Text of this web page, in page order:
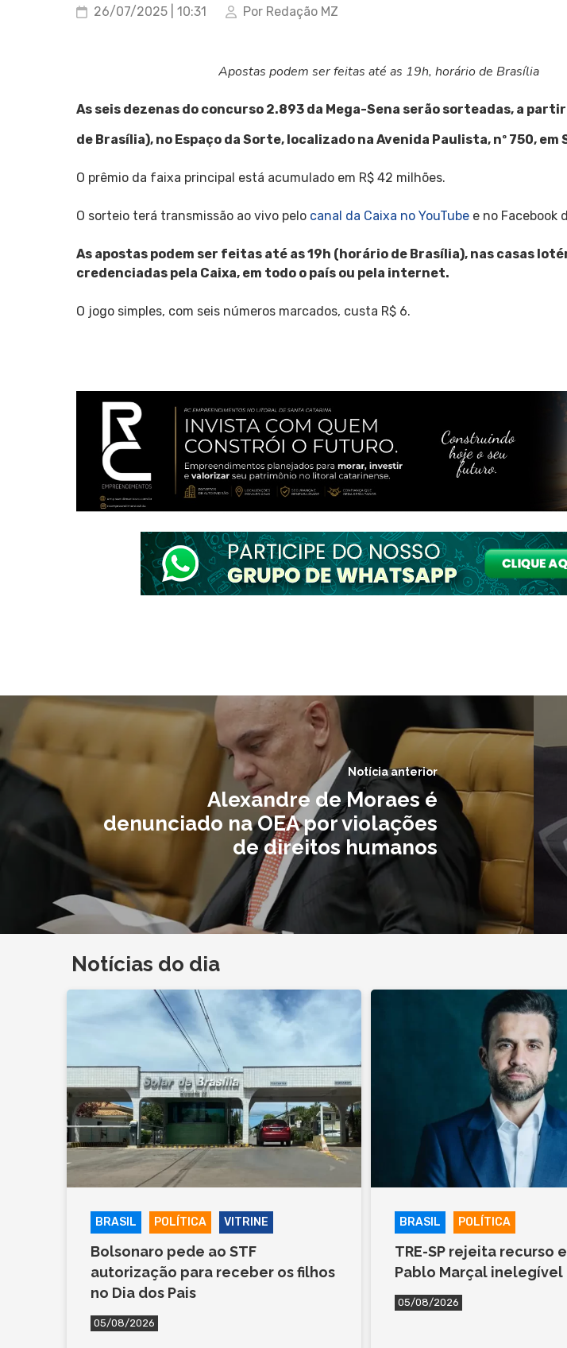
26/07/2025 | 10:31 Por Redação MZ
Apostas podem ser feitas até as 19h, horário de Brasília
As seis dezenas do concurso 2.893 da Mega-Sena serão sorteadas, a
de Brasília), no Espaço da Sorte, localizado na Avenida Paulista, nº 750, em
O prêmio da faixa principal está acumulado em R$ 42 milhões.
O sorteio terá transmissão ao vivo pelo canal da Caixa no YouTube e no Facebook
As apostas podem ser feitas até as 19h (horário de Brasília), nas casas
credenciadas pela Caixa, em todo o país ou pela internet.
O jogo simples, com seis números marcados, custa R$ 6.
Notícia anterior
Alexandre de Moraes é
denunciado na OEA por violações
de direitos humanos
Notícias do dia
BRASIL POLÍTICA VITRINE
Bolsonaro pede ao STF
autorização para receber os filhos
no Dia dos Pais
05/08/2026
BRASIL POLÍTICA
TRE-SP rejeita recurso
Pablo Marçal inelegível
05/08/2026